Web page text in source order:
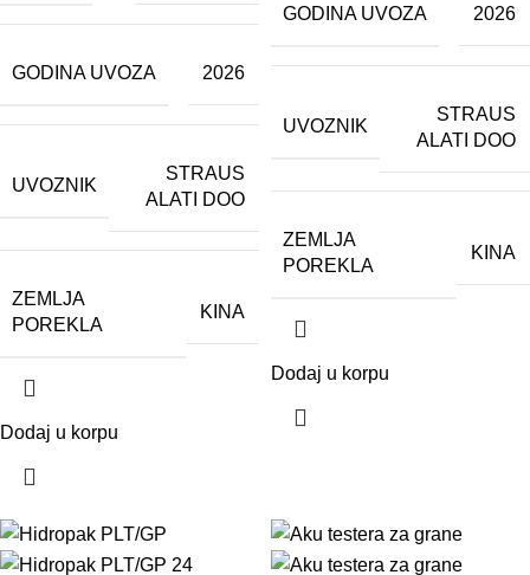
GODINA UVOZA 2026
UVOZNIK
STRAUS
ALATI DOO
ZEMLJA
POREKLA
KINA
Dodaj u korpu
GODINA UVOZA 2026
UVOZNIK
STRAUS
ALATI DOO
ZEMLJA
POREKLA
KINA
Dodaj u korpu